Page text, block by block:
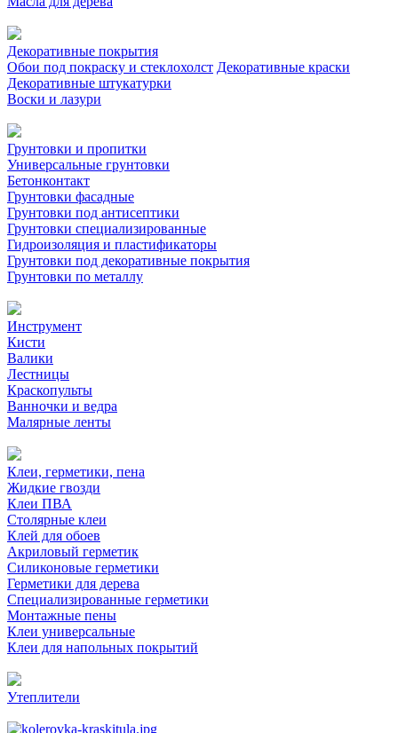
Декоративные покрытия
Обои под покраску и стеклохолст Декоративные краски
Декоративные штукатурки
Воски и лазури
Грунтовки и пропитки
Универсальные грунтовки
Бетонконтакт
Грунтовки фасадные
Грунтовки под антисептики
Грунтовки специализированные
Гидроизоляция и пластификаторы
Грунтовки под декоративные покрытия
Грунтовки по металлу
Инструмент
Кисти
Валики
Лестницы
Краскопульты
Ванночки и ведра
Малярные ленты
Клеи, герметики, пена
Жидкие гвозди
Клеи ПВА
Столярные клеи
Клей для обоев
Акриловый герметик
Силиконовые герметики
Герметики для дерева
Специализированные герметики
Монтажные пены
Клеи универсальные
Клеи для напольных покрытий
Утеплители